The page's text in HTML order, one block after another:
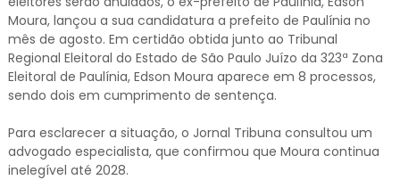
Moura, lançou a sua candidatura a prefeito de Paulínia no
mês de agosto. Em certidão obtida junto ao Tribunal
Regional Eleitoral do Estado de São Paulo Juízo da 323ª Zona
Eleitoral de Paulínia, Edson Moura aparece em 8 processos,
sendo dois em cumprimento de sentença.
Para esclarecer a situação, o Jornal Tribuna consultou um
advogado especialista, que confirmou que Moura continua
inelegível até 2028.